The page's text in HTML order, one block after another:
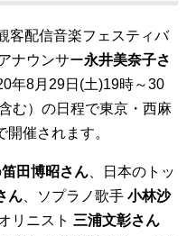
客配信音楽フェスティバ
ナウンサー永井美奈子さ
年8月29日(土)19時～30
む）の日程で東京・西麻
催されます。
笛田博昭さん 、日本のトッ
ん 、ソプラノ歌手 小林沙
リニスト 三浦文彰さん